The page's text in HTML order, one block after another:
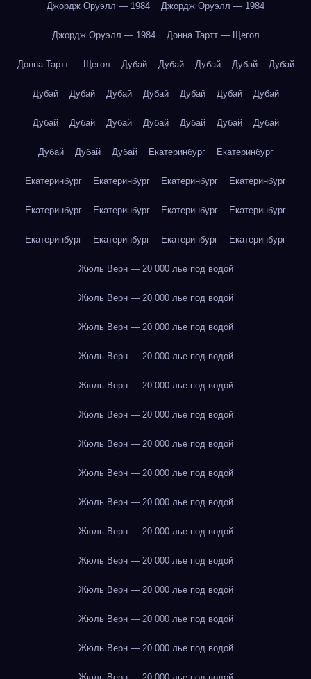
Джордж Оруэлл — 1984 Джордж Оруэлл — 1984
Джордж Оруэлл — 1984 Донна Тартт — Щегол
Донна Тартт — Щегол Дубай Дубай Дубай Дубай Дубай
Дубай Дубай Дубай Дубай Дубай Дубай Дубай
Дубай Дубай Дубай Дубай Дубай Дубай Дубай
Дубай Дубай Дубай Екатеринбург Екатеринбург
Екатеринбург Екатеринбург Екатеринбург Екатеринбург
Екатеринбург Екатеринбург Екатеринбург Екатеринбург
Екатеринбург Екатеринбург Екатеринбург Екатеринбург
Жюль Верн — 20 000 лье под водой
Жюль Верн — 20 000 лье под водой
Жюль Верн — 20 000 лье под водой
Жюль Верн — 20 000 лье под водой
Жюль Верн — 20 000 лье под водой
Жюль Верн — 20 000 лье под водой
Жюль Верн — 20 000 лье под водой
Жюль Верн — 20 000 лье под водой
Жюль Верн — 20 000 лье под водой
Жюль Верн — 20 000 лье под водой
Жюль Верн — 20 000 лье под водой
Жюль Верн — 20 000 лье под водой
Жюль Верн — 20 000 лье под водой
Жюль Верн — 20 000 лье под водой